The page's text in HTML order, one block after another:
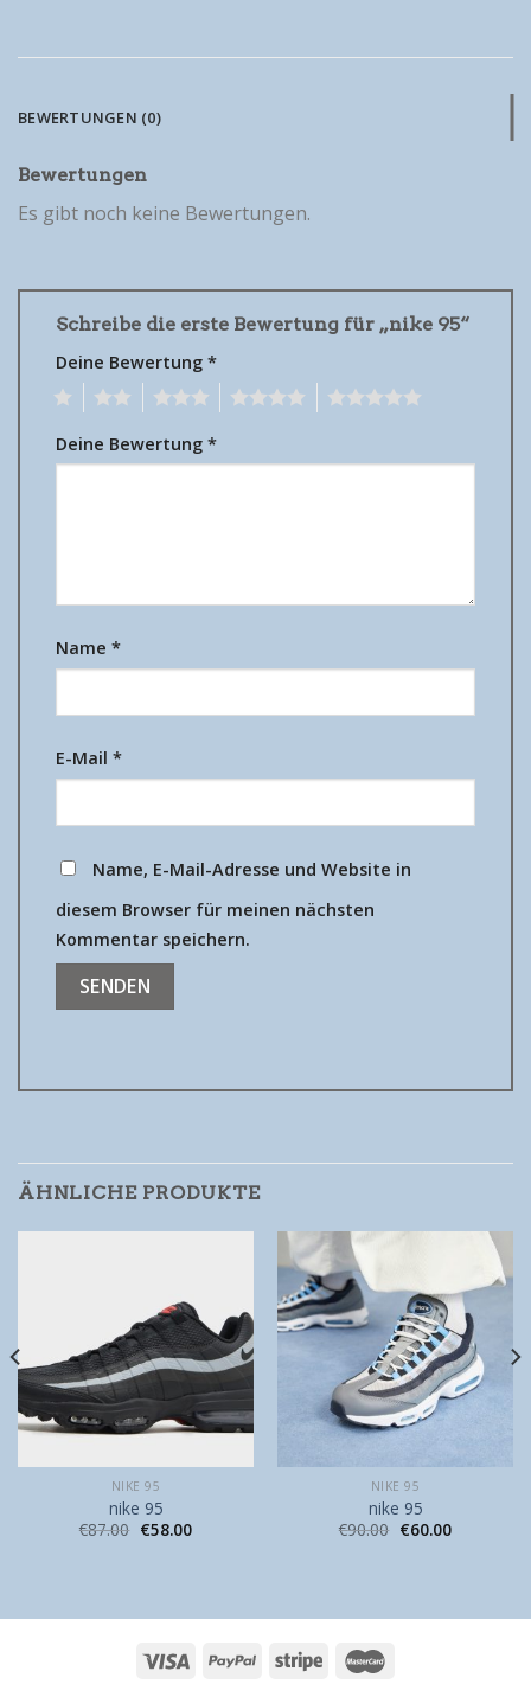
BEWERTUNGEN (0)
Bewertungen
Es gibt noch keine Bewertungen.
Schreibe die erste Bewertung für „nike 95“
Deine Bewertung *
Deine Bewertung *
Name *
E-Mail *
Name, E-Mail-Adresse und Website in
diesem Browser für meinen nächsten
Kommentar speichern.
ÄHNLICHE PRODUKTE
NIKE 95
nike 95
€87.00 €58.00
NIKE 95
nike 95
€90.00 €60.00